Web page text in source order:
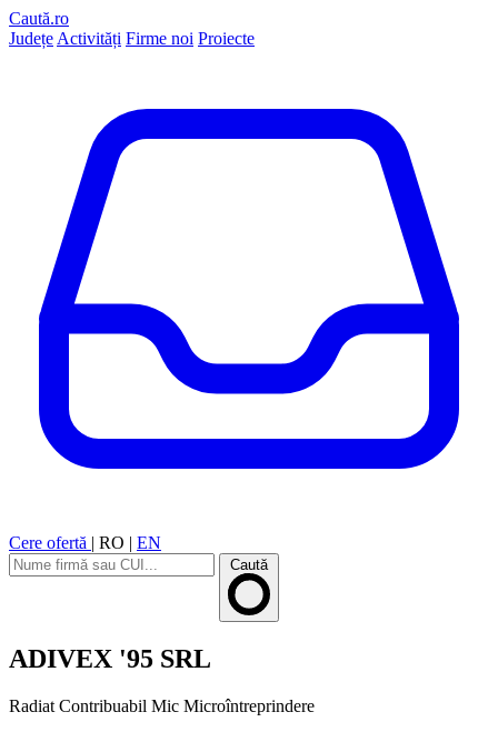
Caută.ro
Județe Activități Firme noi Proiecte
Cere ofertă | RO | EN
Caută
ADIVEX '95 SRL
Radiat Contribuabil Mic Microîntreprindere